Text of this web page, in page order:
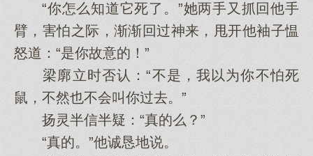
“你怎么知道它死了。”她两手又抓回他手
臂，害怕之际，渐渐回过神来，甩开他袖子愠
怒道：“是你故意的！”
梁廓立时否认：“不是，我以为你不怕死
鼠，不然也不会叫你过去。”
扬灵半信半疑：“真的么？”
“真的。”他诚恳地说。